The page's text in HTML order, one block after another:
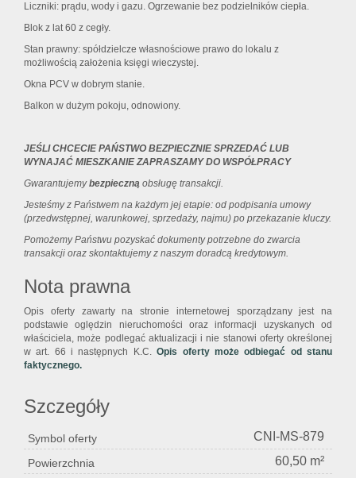
Liczniki: prądu, wody i gazu. Ogrzewanie bez podzielników ciepła.
Blok z lat 60 z cegły.
Stan prawny: spółdzielcze własnościowe prawo do lokalu z
możliwością założenia księgi wieczystej.
Okna PCV w dobrym stanie.
Balkon w dużym pokoju, odnowiony.
JEŚLI CHCECIE PAŃSTWO BEZPIECZNIE SPRZEDAĆ LUB
WYNAJAĆ MIESZKANIE ZAPRASZAMY DO WSPÓŁPRACY
Gwarantujemybezpieczną obsługę transakcji.
Jesteśmy z Państwem na każdym jej etapie: od podpisania umowy
(przedwstępnej, warunkowej, sprzedaży, najmu) po przekazanie kluczy.
Pomożemy Państwu pozyskać dokumenty potrzebne do zwarcia
transakcji oraz skontaktujemy z naszym doradcą kredytowym.
Nota prawna
Opis oferty zawarty na stronie internetowej sporządzany jest na
podstawie oględzin nieruchomości oraz informacji uzyskanych od
właściciela, może podlegać aktualizacji i nie stanowi oferty określonej
w art. 66 i następnych K.C.Opis oferty może odbiegać od stanu
faktycznego.
Szczegóły
Symbol oferty CNI-MS-879
Powierzchnia 60,50 m²